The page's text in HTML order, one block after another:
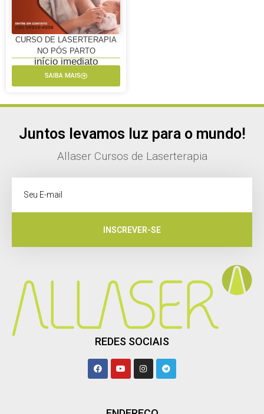
CURSO DE LASERTERAPIA
NO PÓS PARTO
início imediato
SAIBA MAIS
Juntos levamos luz para o mundo!
Allaser Cursos de Laserterapia
INSCREVER-SE
REDES SOCIAIS